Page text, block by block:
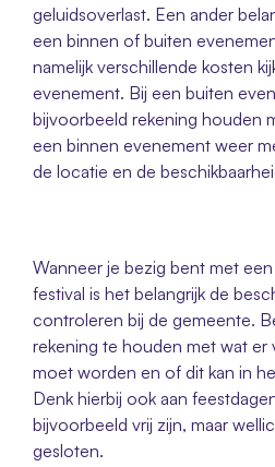
geluidsoverlast. Een ander
een binnen of buiten
namelijk verschillende kosten
evenement. Bij een buiten
bijvoorbeeld rekening houden
een binnen evenement weer
de locatie en de
Wanneer je bezig bent met
festival is het belangrijk de
controleren bij de gemeente.
rekening te houden met wat
moet worden en of dit kan in
Denk hierbij ook aan
bijvoorbeeld vrij zijn, maar
gesloten.